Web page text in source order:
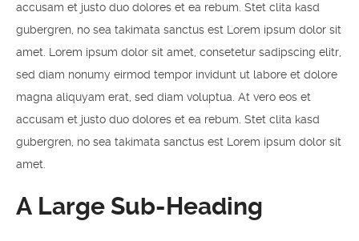
accusam et justo duo dolores et ea rebum. Stet clita kasd
gubergren, no sea takimata sanctus est Lorem ipsum dolor sit
amet. Lorem ipsum dolor sit amet, consetetur sadipscing elitr,
sed diam nonumy eirmod tempor invidunt ut labore et dolore
magna aliquyam erat, sed diam voluptua. At vero eos et
accusam et justo duo dolores et ea rebum. Stet clita kasd
gubergren, no sea takimata sanctus est Lorem ipsum dolor sit
amet.
A Large Sub-Heading